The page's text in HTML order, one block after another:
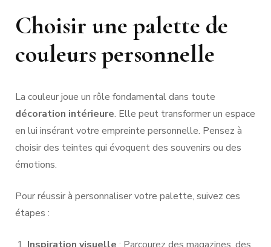
Choisir une palette de
couleurs personnelle
La couleur joue un rôle fondamental dans toute
décoration intérieure. Elle peut transformer un espace
en lui insérant votre empreinte personnelle. Pensez à
choisir des teintes qui évoquent des souvenirs ou des
émotions.
Pour réussir à personnaliser votre palette, suivez ces
étapes :